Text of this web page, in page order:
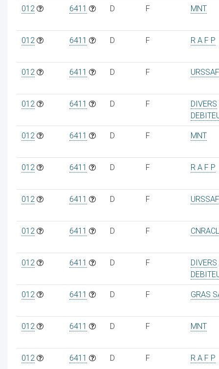
012 6411 D F MNT
012 6411 D F R A F P
012 6411 D F
012 6411 D F
DIVERS
012 6411 D F MNT
012 6411 D F R A F P
012 6411 D F
012 6411 D F CNRACL
012 6411 D F
DIVERS
012 6411 D F GRAS
012 6411 D F MNT
012 6411 D F R A F P